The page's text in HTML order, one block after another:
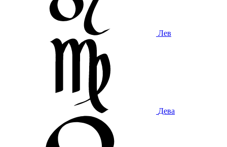
Лев
Дева